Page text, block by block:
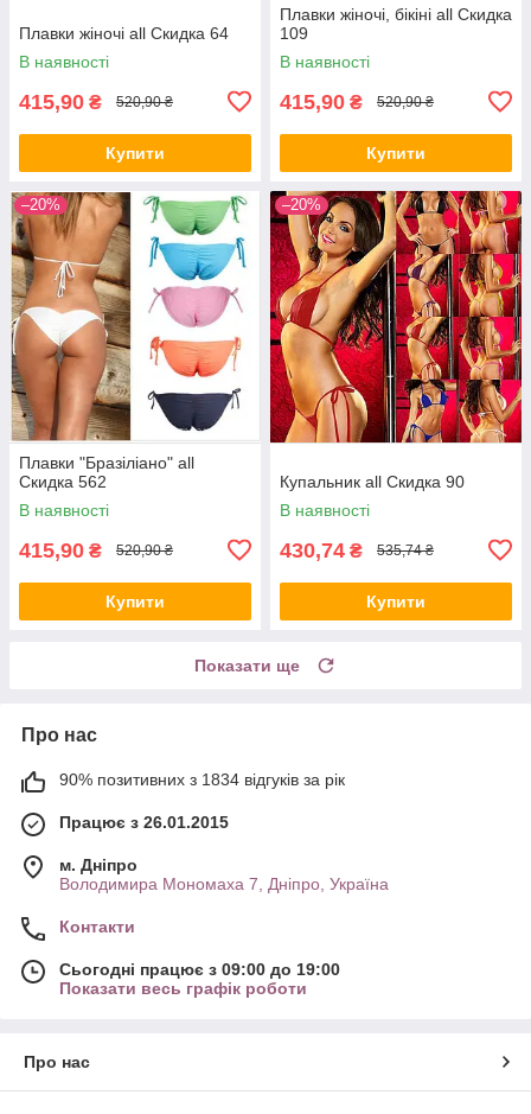
Плавки жіночі all Скидка 64
В наявності
415,90 ₴ 520,90 ₴
Купити
Плавки жіночі, бікіні all Скидка
109
В наявності
415,90 ₴ 520,90 ₴
Купити
–20%
Плавки "Бразіліано" all
Скидка 562
В наявності
415,90 ₴ 520,90 ₴
Купити
–20%
Купальник all Скидка 90
В наявності
430,74 ₴ 535,74 ₴
Купити
Показати ще
Про нас
90% позитивних з 1834 відгуків за рік
Працює з 26.01.2015
м. Дніпро
Володимира Мономаха 7, Дніпро, Україна
Контакти
Сьогодні працює з 09:00 до 19:00
Показати весь графік роботи
Про нас